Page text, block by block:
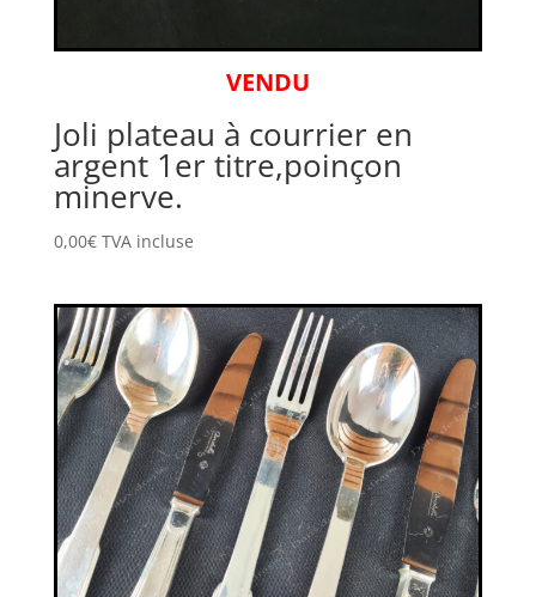
VENDU
Joli plateau à courrier en
argent 1er titre,poinçon
minerve.
0,00€ TVA incluse